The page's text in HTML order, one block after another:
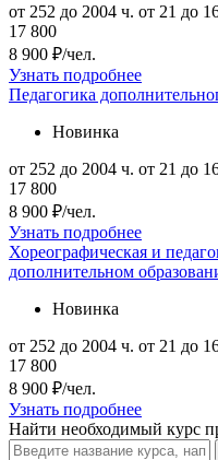
от 252 до 2004 ч. от 21 до
17 800
8 900 ₽/чел.
Узнать подробнее
Педагогика
Новинка
от 252 до 2004 ч. от 21 до
17 800
8 900 ₽/чел.
Узнать подробнее
Хореографическая и
дополнительном
Новинка
от 252 до 2004 ч. от 21 до
17 800
8 900 ₽/чел.
Узнать подробнее
Найти необходимый курс